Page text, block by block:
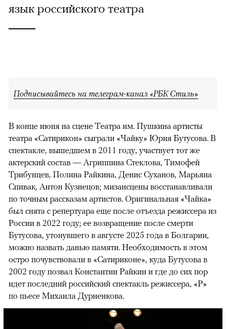
язык российского театра
Подписывайтесь на телеграм-канал «РБК Стиль»
В конце июня на сцене Театра им. Пушкина артисты
театра «Сатирикон» сыграли «Чайку» Юрия Бутусова. В
спектакле, вышедшем в 2011 году, участвует тот же
актерский состав — Агриппина Стеклова, Тимофей
Трибунцев, Полина Райкина, Денис Суханов, Марьяна
Спивак, Антон Кузнецов; мизансцены восстанавливали
по точным рассказам артистов. Оригинальная «Чайка»
был снята с репертуара еще после отъезда режиссера из
России в 2022 году; ее возвращение после смерти
Бутусова, утонувшего в августе 2025 года в Болгарии,
можно назвать данью памяти. Необходимость в этом
остро почувствовали в «Сатириконе», куда Бутусова в
2002 году позвал Константин Райкин и где до сих пор
идет последний российский спектакль режиссера, «Р»
по пьесе Михаила Дурненкова.